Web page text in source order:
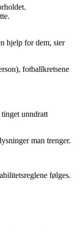
hjelp for dem, sier
fotballkretsene
unndratt
man trenger.
følges.